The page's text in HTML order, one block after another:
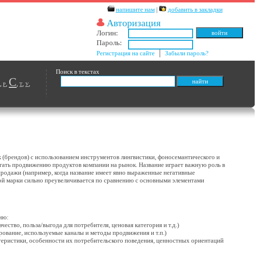
напишите нам| добавить в закладки
Авторизация
Логин:
Пароль:
Регистрация на сайте │Забыли пароль?
Поиск в текстах
,Р, С,Т,У,
с использованием инструментов лингвистики, фоносемантического и
продвижению продуктов компании на рынок. Название играет важную роль в
(например, когда название имеет явно выраженные негативные
марки сильно преувеличивается по сравнению с основными элементами
польза/выгода для потребителя, ценовая категория и т.д.)
используемые каналы и методы продвижения и т.п.)
особенности их потребительского поведения, ценностных ориентаций